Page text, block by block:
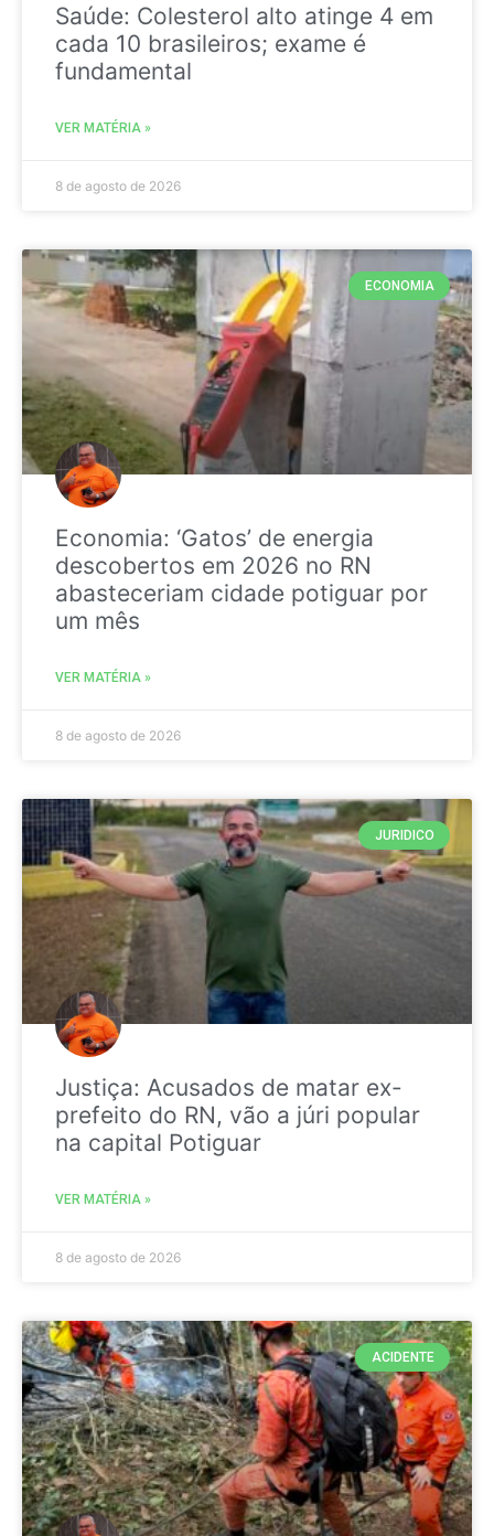
Saúde: Colesterol alto atinge 4 em
cada 10 brasileiros; exame é
fundamental
VER MATÉRIA »
8 de agosto de 2026
ECONOMIA
Economia: ‘Gatos’ de energia
descobertos em 2026 no RN
abasteceriam cidade potiguar por
um mês
VER MATÉRIA »
8 de agosto de 2026
JURIDICO
Justiça: Acusados de matar ex-
prefeito do RN, vão a júri popular
na capital Potiguar
VER MATÉRIA »
8 de agosto de 2026
ACIDENTE